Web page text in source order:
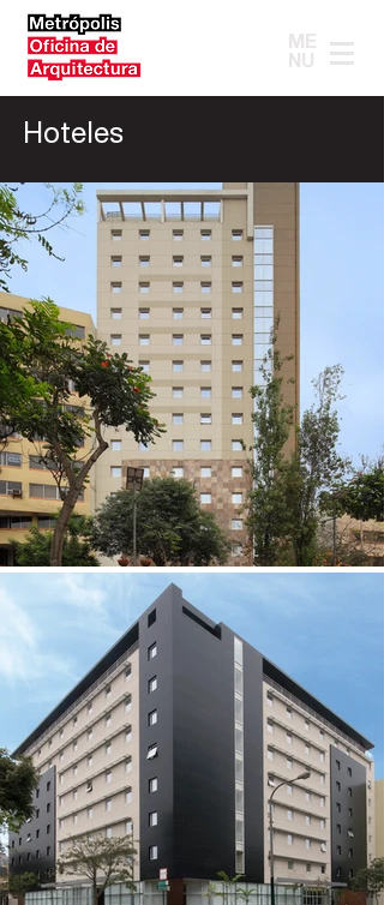
ME
NU
Hoteles